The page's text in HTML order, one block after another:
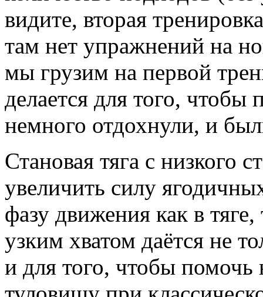
видите, вторая
там нет упражнений на
мы грузим на первой
делается для того, чтобы
немного отдохнули, и
Становая тяга с низкого
увеличить силу
фазу движения как в
узким хватом даётся не
и для того, чтобы